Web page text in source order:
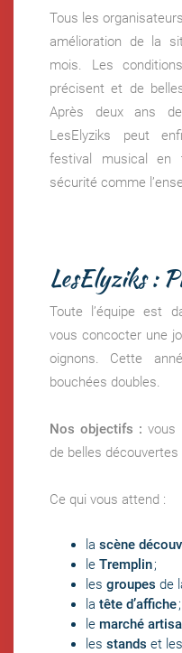
Tous les
amélioration de la
mois. Les
précisent et de
Après deux ans de
LesElyziks peut
festival musical
sécurité comme
LesElyziks :
Toute l’équipe est
vous concocter une
oignons. Cette
bouchées doubles.
Nos objectifs : vous
de belles
Ce qui vous attend :
la scène
le Tremplin;
les groupes de
la tête d’affiche;
le marché
les stands et les